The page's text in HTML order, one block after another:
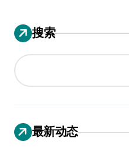
搜索
最新动态